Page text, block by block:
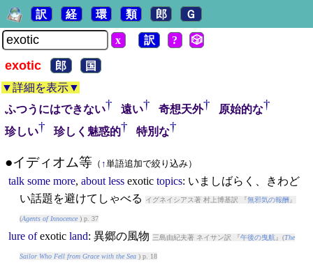
訳 経 環 類 郎 Ｇ
x 訳 ? 🎲
exotic 郎
国
▼詳細を表示▼
ふつうにはできない† 遠い† 奇想天外† 原始的な†
珍しい† 珍しく魅惑的† 特別な†
●イディオム等（ ↑単語追加で絞り込み）
talk some more, about less exotic topics: いましばらく、きわど
い話題を避けてしゃべる
イグネイシアス著 村上博基訳 『無邪気の報酬 』
(Agents of Innocence) p. 37
lure of exotic land: 異郷の風物 三島由紀夫著 ネイサン訳 『午後の曳航』(The
Sailor Who Fell from Grace with the Sea) p. 18